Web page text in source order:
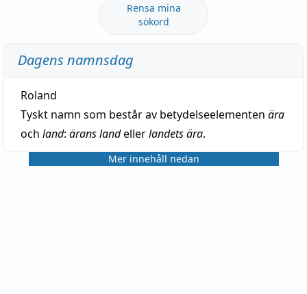
Rensa mina
sökord
Dagens namnsdag
Roland
Tyskt namn som består av betydelseelementen ära
och land: ärans landellerlandets ära.
Mer innehåll nedan